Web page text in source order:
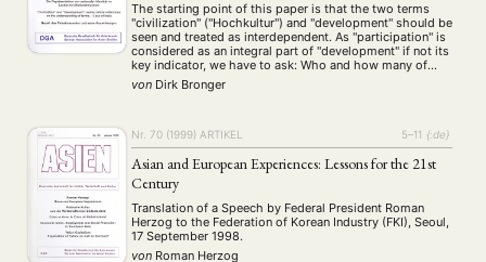
The starting point of this paper is that the two terms
"civilization" ("Hochkultur") and "development" should be
seen and treated as interdependent. As "participation" is
considered as an integral part of "development" if not its
key indicator, we have to ask: Who and how many of
which social strata really participated in the "highly
developed …
von Dirk Bronger
Nr. 70 (1999) ARTIKEL 5–11 {:de}
Asian and European Experiences: Lessons for the 21st
Century
Translation of a Speech by Federal President Roman
Herzog to the Federation of Korean Industry (FKI), Seoul,
17 September 1998.
von Roman Herzog